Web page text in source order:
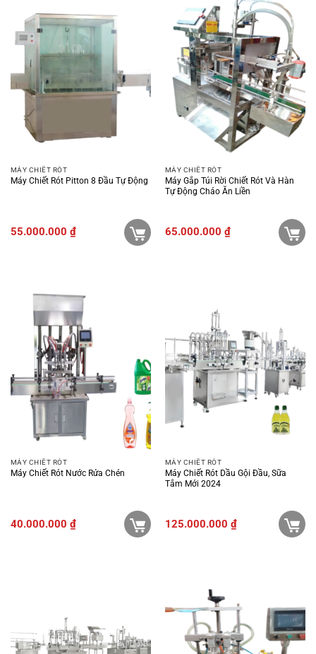
MÁY CHIẾT RÓT
Máy Chiết Rót Pitton 8 Đầu Tự Động
55.000.000 ₫
MÁY CHIẾT RÓT
Máy Gắp Túi Rời Chiết Rót Và Hàn
Tự Động Cháo Ăn Liền
65.000.000 ₫
MÁY CHIẾT RÓT
Máy Chiết Rót Nước Rửa Chén
40.000.000 ₫
MÁY CHIẾT RÓT
Máy Chiết Rót Dầu Gội Đầu, Sữa
Tắm Mới 2024
125.000.000 ₫